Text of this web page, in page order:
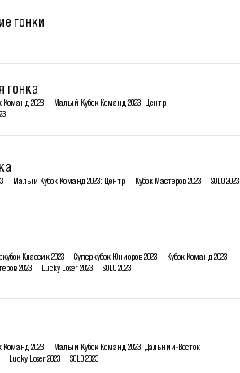
гонки
гонка
Команд 2023
Малый Кубок Команд 2023: Центр
Малый Кубок Команд 2023: Центр Кубок Мастеров 2023 SOLO 2023
Классик 2023 Суперкубок Юниоров 2023
Кубок Команд 2023
2023 Lucky Loser 2023 SOLO 2023
Команд 2023
Малый Кубок Команд 2023: Дальний-Восток
Lucky Loser 2023 SOLO 2023